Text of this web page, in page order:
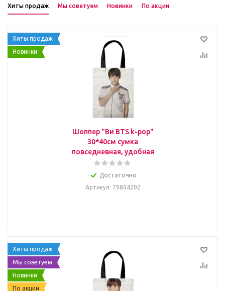
Хиты продаж Мы советуем Новинки По акции
Хиты продаж
Новинки
Шоппер "Ви BTS k-pop"
30*40см сумка
повседневная, удобная
Достаточно
Артикул: 79804202
Хиты продаж
Мы советуем
Новинки
По акции